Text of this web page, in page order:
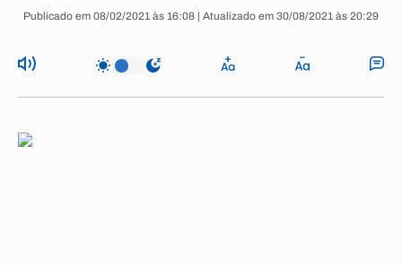
Publicado em 08/02/2021 às 16:08 | Atualizado em 30/08/2021 às 20:29